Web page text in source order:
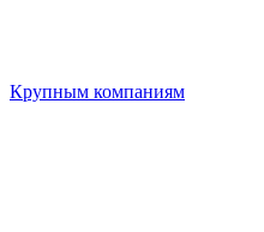
Крупным компаниям